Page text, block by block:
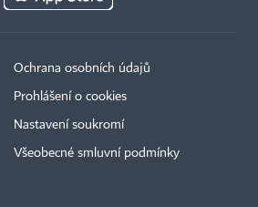
Ochrana osobních údajů
Prohlášení o cookies
Nastavení soukromí
Všeobecné smluvní podmínky